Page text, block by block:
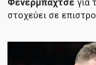
Φενέρμπαχτσε για
στοχεύει σε